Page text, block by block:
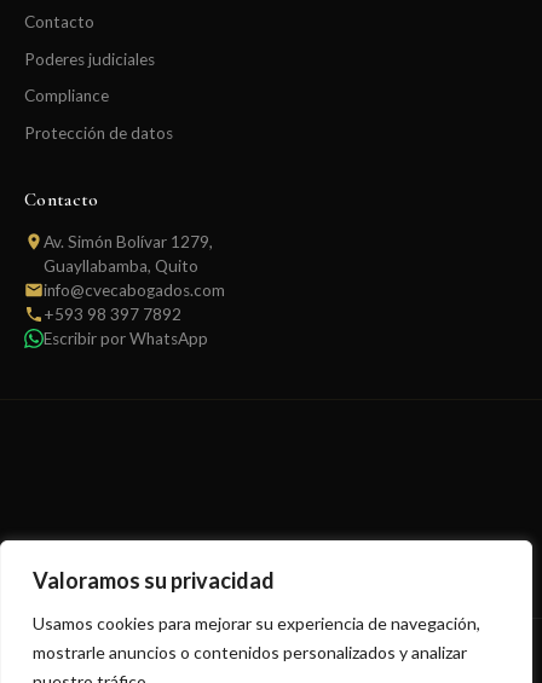
Valoramos su privacidad
Usamos cookies para mejorar su experiencia de navegación,
mostrarle anuncios o contenidos personalizados y analizar
Contacto
Poderes judiciales
Compliance
Protección de datos
Contacto
Av. Simón Bolívar 1279,
Guayllabamba, Quito
info@cvecabogados.com
+593 98 397 7892
Escribir por WhatsApp
© 2025 Carlos V. Espinosa C. & Asociados. Todos los derechos